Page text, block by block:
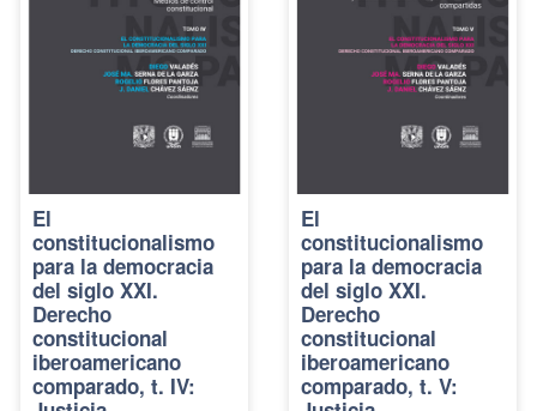
El
constitucionalismo
para la democracia
del siglo XXI.
Derecho
constitucional
iberoamericano
comparado, t. IV:
El
constitucionalismo
para la democracia
del siglo XXI.
Derecho
constitucional
iberoamericano
comparado, t. V: